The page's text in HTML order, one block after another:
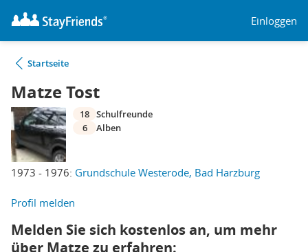
Einloggen
Startseite
Matze Tost
1973 - 1976: Grundschule Westerode, Bad Harzburg
18 Schulfreunde
6
Alben
Profil melden
Melden Sie sich kostenlos an, um mehr
über Matze zu erfahren: